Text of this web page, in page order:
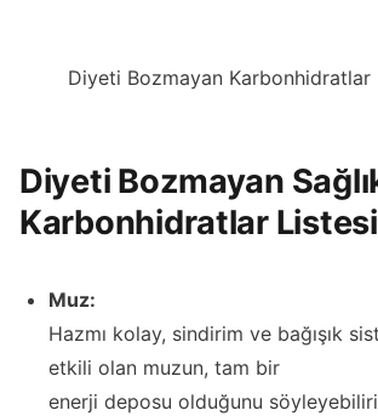
Diyeti Bozmayan Karbonhidratlar
Diyeti Bozmayan
Karbonhidratlar
Muz:
Hazmı kolay, sindirim ve bağışık
etkili olan muzun, tam bir
enerji deposu olduğunu